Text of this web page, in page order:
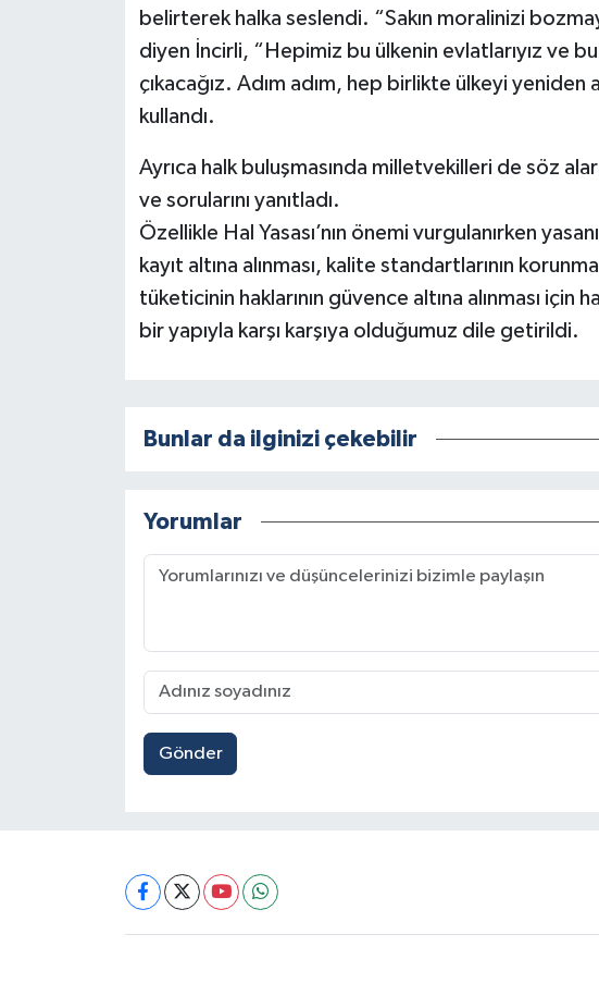
belirterek halka seslendi. “Sakın moralinizi
diyen İncirli, “Hepimiz bu ülkenin evlatlarıyız ve
çıkacağız. Adım adım, hep birlikte ülkeyi yeniden
kullandı.
Ayrıca halk buluşmasında milletvekilleri de söz
ve sorularını yanıtladı.
Özellikle Hal Yasası’nın önemi vurgulanırken
kayıt altına alınması, kalite standartlarının
tüketicinin haklarının güvence altına alınması için
bir yapıyla karşı karşıya olduğumuz dile getirildi.
Bunlar da ilginizi çekebilir
Yorumlar
Gönder